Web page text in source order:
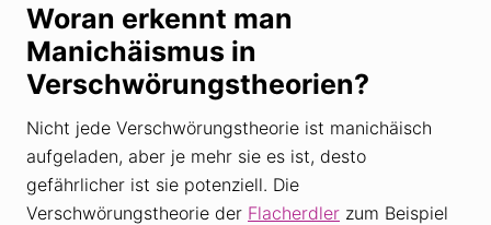
Woran erkennt man
Manichäismus in
Verschwörungstheorien?
Nicht jede Verschwörungstheorie ist manichäisch
aufgeladen, aber je mehr sie es ist, desto
gefährlicher ist sie potenziell. Die
Verschwörungstheorie der Flacherdler zum Beispiel